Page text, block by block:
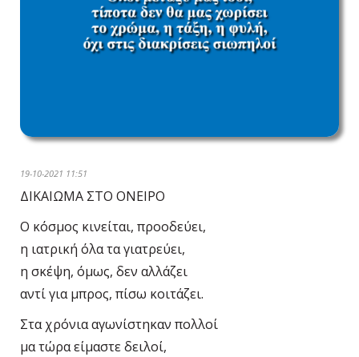
19-10-2021 11:51
ΔΙΚΑΙΩΜΑ ΣΤΟ ΟΝΕΙΡΟ
Ο κόσμος κινείται, προοδεύει,
η ιατρική όλα τα γιατρεύει,
η σκέψη, όμως, δεν αλλάζει
αντί για μπρος, πίσω κοιτάζει.
Στα χρόνια αγωνίστηκαν πολλοί
μα τώρα είμαστε δειλοί,